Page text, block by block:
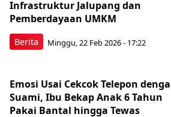
Berita
Infrastruktur Jalupang dan
Pemberdayaan UMKM
Minggu, 22 Feb 2026 - 17:22
Emosi Usai Cekcok Telepon
Suami, Ibu Bekap Anak 6 Tahun
Pakai Bantal hingga Tewas